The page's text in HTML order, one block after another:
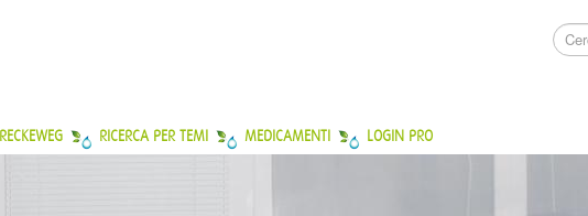
RICERCA PER TEMI MEDICAMENTI LOGIN PRO